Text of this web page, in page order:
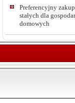
Preferencyjny
stałych dla
domowych